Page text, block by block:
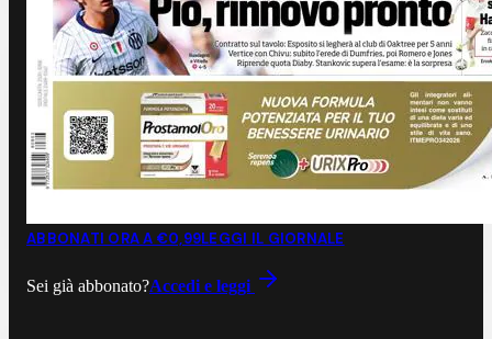
ABBONATI ORA A €0,99LEGGI IL GIORNALE
Sei già abbonato?Accedi e leggi